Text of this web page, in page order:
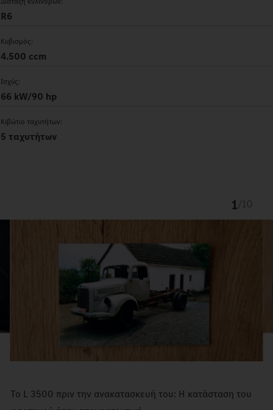
R6
Κυβισμός:
4.500 ccm
Ισχύς:
66 kW/90 hp
Κιβώτιο ταχυτήτων:
5 ταχυτήτων
1
Το L 3500 πριν την ανακατασκευή του: Η κατάσταση του